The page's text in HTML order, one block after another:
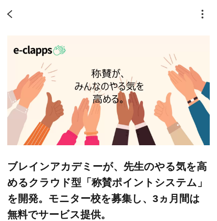
ブレインアカデミーが、先生のやる気を高
めるクラウド型「称賛ポイントシステム」
を開発。モニター校を募集し、3ヵ月間は
無料でサービス提供。